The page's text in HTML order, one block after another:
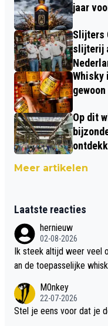
jaar
Slijters
slijterij
Whisky
gewoon
Op dit
Meer artikelen
Laatste reacties
hernieuw
02-08-2026
Ik steek altijd weer veel
an de toepasselijke
M0nkey
22-07-2026
Stel je eens voor dat je